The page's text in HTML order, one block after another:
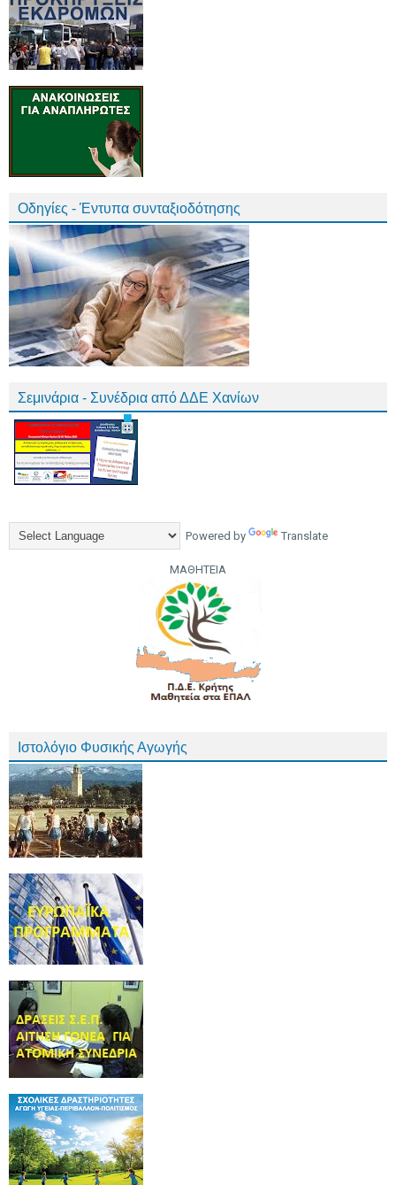
Οδηγίες - Έντυπα συνταξιοδότησης
Σεμινάρια - Συνέδρια από ΔΔΕ Χανίων
Powered by Translate
ΜΑΘΗΤΕΙΑ
Ιστολόγιο Φυσικής Αγωγής